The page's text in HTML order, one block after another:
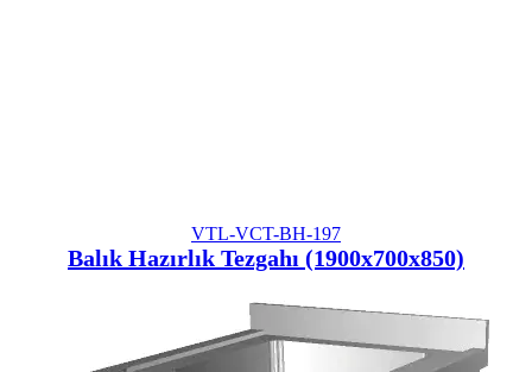
VTL-VCT-BH-197
Balık Hazırlık Tezgahı (1900x700x850)